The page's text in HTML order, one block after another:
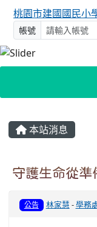
桃園市建國國民小
帳號
主內容區域
本站消息
守護生命從準
公告 林家慧 -學務